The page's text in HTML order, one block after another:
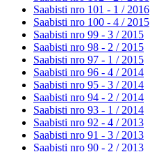
Saabisti nro 101 - 1 / 2016
Saabisti nro 100 - 4 / 2015
Saabisti nro 99 - 3 / 2015
Saabisti nro 98 - 2 / 2015
Saabisti nro 97 - 1 / 2015
Saabisti nro 96 - 4 / 2014
Saabisti nro 95 - 3 / 2014
Saabisti nro 94 - 2 / 2014
Saabisti nro 93 - 1 / 2014
Saabisti nro 92 - 4 / 2013
Saabisti nro 91 - 3 / 2013
Saabisti nro 90 - 2 / 2013